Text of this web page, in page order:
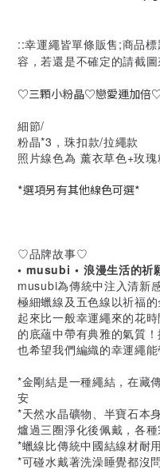
::幸運繩皆單條販售;商品
容，若還是不確定的請截
♡三顆小粉晶♡戀愛運加倍
細節/
粉晶*3 , 珠扣款/拉繩款
照片線色為 薰衣草色+玫瑰
*選項另有其他線色可選*
♡品牌故事♡
• musubi • 浪漫生活的祈
musubi為傳統中注入清新
極細蠟線及五色線以祈福
起來比一般幸運繩來的花
的底蘊中帶有典雅的氣質
也希望我們編織的幸運繩
*金剛結是一種繩結，在藏
安
*天然水晶礦物、半寶石本
爐過三圈淨化後佩戴，各
*蠟線比傳統中國結線材耐
*可碰水戴著洗澡睡覺都沒